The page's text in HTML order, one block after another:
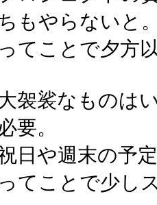
もやらないと
ってことで夕方
袈裟なものは
要。
日や週末の予
ってことで少し